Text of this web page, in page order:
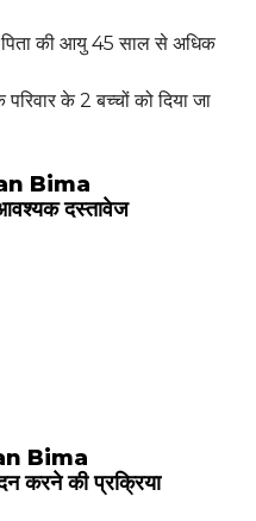
पिता की आयु 45 साल से अधिक
के 2 बच्चों को दिया जा
Bima
दस्तावेज
Bima
की प्रक्रिया